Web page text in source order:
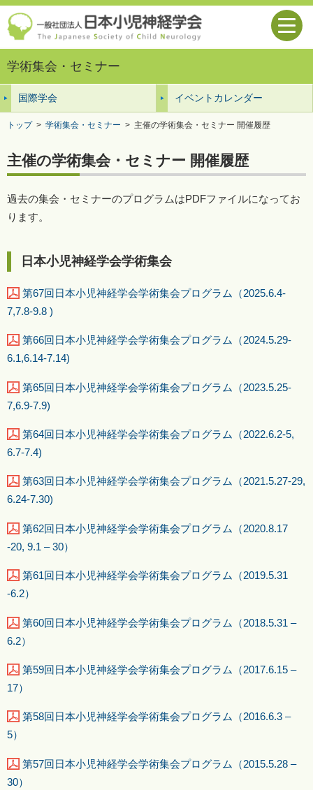
学術集会・セミナー
国際学会 イベントカレンダー
トップ> 学術集会・セミナー > 主催の学術集会・セミナー 開催履歴
主催の学術集会・セミナー 開催履歴
過去の集会・セミナーのプログラムはPDFファイルになってお
ります。
日本小児神経学会学術集会
第67回日本小児神経学会学術集会プログラム（2025.6.4-
7,7.8-9.8 )
第66回日本小児神経学会学術集会プログラム（2024.5.29-
6.1,6.14-7.14)
第65回日本小児神経学会学術集会プログラム（2023.5.25-
7,6.9-7.9)
第64回日本小児神経学会学術集会プログラム（2022.6.2-5,
6.7-7.4)
第63回日本小児神経学会学術集会プログラム（2021.5.27-29,
6.24-7.30)
第62回日本小児神経学会学術集会プログラム（2020.8.17
-20, 9.1 – 30）
第61回日本小児神経学会学術集会プログラム（2019.5.31
-6.2）
第60回日本小児神経学会学術集会プログラム（2018.5.31 –
6.2）
第59回日本小児神経学会学術集会プログラム（2017.6.15 –
17）
第58回日本小児神経学会学術集会プログラム（2016.6.3 –
5）
第57回日本小児神経学会学術集会プログラム（2015.5.28 –
30）